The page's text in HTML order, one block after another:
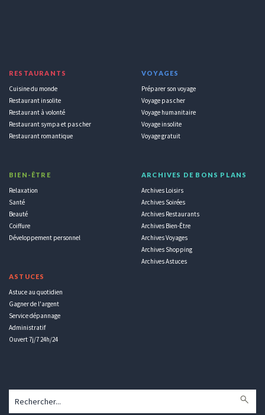
RESTAURANTS
Cuisine du monde
Restaurant insolite
Restaurant à volonté
Restaurant sympa et pas cher
Restaurant romantique
BIEN-ÊTRE
Relaxation
Santé
Beauté
Coiffure
Développement personnel
ASTUCES
Astuce au quotidien
Gagner de l'argent
Service dépannage
Administratif
Ouvert 7j/7 24h/24
VOYAGES
Préparer son voyage
Voyage pas cher
Voyage humanitaire
Voyage insolite
Voyage gratuit
ARCHIVES DE BONS PLANS
Archives Loisirs
Archives Soirées
Archives Restaurants
Archives Bien-Être
Archives Voyages
Archives Shopping
Archives Astuces